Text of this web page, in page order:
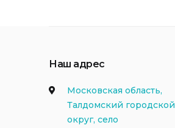
Наш адрес
Московская область,
Талдомский городской
округ, село